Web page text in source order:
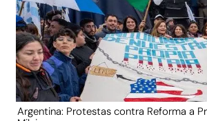
Argentina: Protestas contra Reforma a